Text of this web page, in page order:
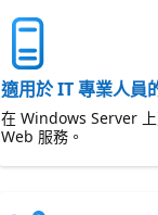
適用於 IT 專業人
在 Windows Server
Web 服務。